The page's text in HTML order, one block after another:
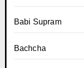
Babi Supram
Bachcha